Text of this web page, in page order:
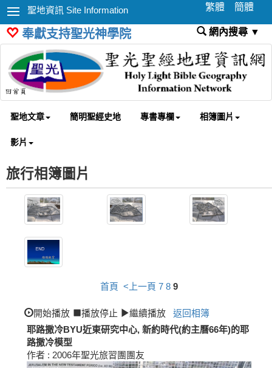
聖地資訊 Site Information 繁體 簡體
奉獻支持聖光神學院 網內搜尋 ▼
聖地文章 簡明聖經史地 專書專欄 相簿圖片
影片
旅行相簿圖片
首頁 <上一頁 7 8 9
開始播放 播放停止 繼續播放
返回相簿
耶路撒冷BYU近東研究中心, 新約時代(約主曆66年)的耶
路撒冷模型
作者 : 2006年聖光旅習團團友